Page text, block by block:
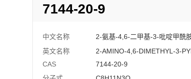
7144-20-9
中文名称
2-氨基-4,6-二甲基-3-吡啶甲酰
英文名称
2-AMINO-4,6-DIMETHYL-3-
CAS
7144-20-9